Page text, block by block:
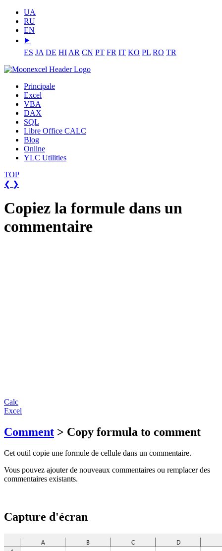
UA
RU
EN
⯈
ES JA DE HI AR CN PT FR IT KO PL RO TR
Principale
Excel
VBA
DAX
SQL
Libre Office CALC
Blog
Online
YLC Utilities
TOP
❮ ❯
Copiez la formule dans un
commentaire
Calc
Excel
Comment > Copy formula to comment
Cet outil copie une formule de cellule dans un commentaire.
Vous pouvez ajouter de nouveaux commentaires ou remplacer des
commentaires existants.
Capture d'écran